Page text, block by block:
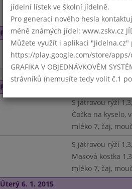
Nový rok
Pátek 2. 1. 2015
Vánoční
Pondělí 5. 1. 2015
S játrovou rýží
Čočka na kyselo,
mléko 7, čaj,
S játrovou rýží
Masová kostka
mléko 7, čaj,
Úterý 6. 1. 2015
jídelní lístek ve školní jídelně.
Pro generaci nového hesla
méně známých jídel: www.zskv.cz
Můžete využít i aplikaci
https://play.google.com/store/
GRAFIKA V OBJEDNÁVKOVÉM
strávníků (nemusíte tedy volit č.1